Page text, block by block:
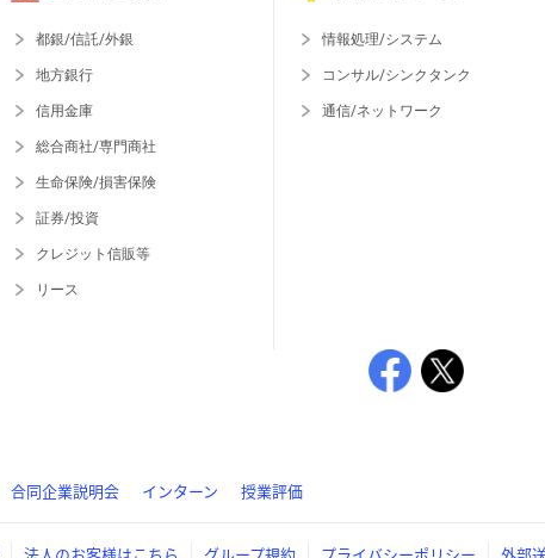
都銀/信託/外銀
地方銀行
信用金庫
総合商社/専門商社
生命保険/損害保険
証券/投資
クレジット信販等
リース
情報処理/システム
コンサル/シンクタンク
通信/ネットワーク
合同企業説明会 インターン 授業評価